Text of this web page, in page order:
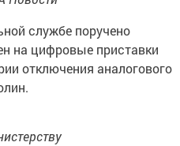
службе поручено
на цифровые приставки
отключения аналогового